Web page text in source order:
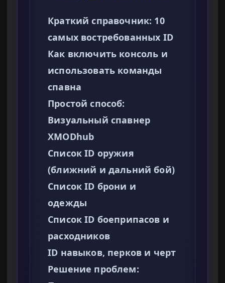
Краткий справочник: 10
самых востребованных ID
Как включить консоль и
использовать команды
спавна
Простой способ:
Визуальный спавнер
XMODhub
Список ID оружия
(ближний и дальний бой)
Список ID брони и
одежды
Список ID боеприпасов и
расходников
ID навыков, перков и черт
Решение проблем: